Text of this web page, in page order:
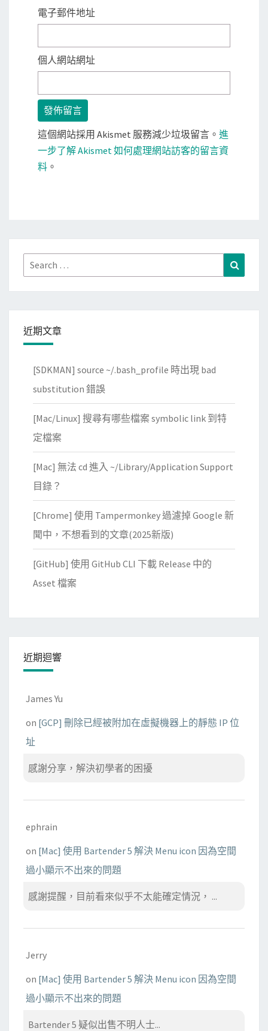
電子郵件地址
個人網站網址
這個網站採用 Akismet 服務減少垃圾留言。 進
一步了解 Akismet 如何處理網站訪客的留言資
料 。
Search
for:
近期文章
[SDKMAN] source ~/.bash_profile 時出現 bad
substitution 錯誤
[Mac/Linux] 搜尋有哪些檔案 symbolic link 到特
定檔案
[Mac] 無法 cd 進入 ~/Library/Application Support
目錄？
[Chrome] 使用 Tampermonkey 過濾掉 Google 新
聞中，不想看到的文章(2025新版)
[GitHub] 使用 GitHub CLI 下載 Release 中的
Asset 檔案
近期迴響
James Yu
on [GCP] 刪除已經被附加在虛擬機器上的靜態 IP 位
址
感謝分享，解決初學者的困擾
ephrain
on [Mac] 使用 Bartender 5 解決 Menu icon 因為空間
過小顯示不出來的問題
感謝提醒，目前看來似乎不太能確定情況， ...
Jerry
on [Mac] 使用 Bartender 5 解決 Menu icon 因為空間
過小顯示不出來的問題
Bartender 5 疑似出售不明人士...